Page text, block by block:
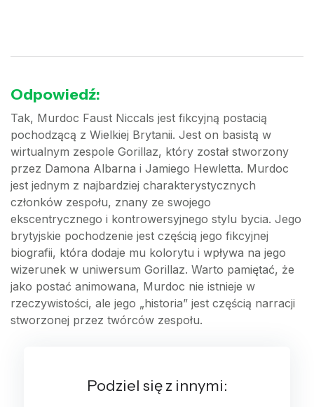
Odpowiedź:
Tak, Murdoc Faust Niccals jest fikcyjną postacią
pochodzącą z Wielkiej Brytanii. Jest on basistą w
wirtualnym zespole Gorillaz, który został stworzony
przez Damona Albarna i Jamiego Hewletta. Murdoc
jest jednym z najbardziej charakterystycznych
członków zespołu, znany ze swojego
ekscentrycznego i kontrowersyjnego stylu bycia. Jego
brytyjskie pochodzenie jest częścią jego fikcyjnej
biografii, która dodaje mu kolorytu i wpływa na jego
wizerunek w uniwersum Gorillaz. Warto pamiętać, że
jako postać animowana, Murdoc nie istnieje w
rzeczywistości, ale jego „historia” jest częścią narracji
stworzonej przez twórców zespołu.
Podziel się z innymi: